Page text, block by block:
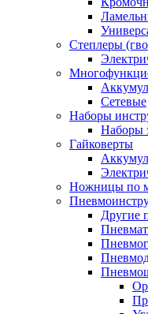
Степлеры
Сетевые
Наборы
Наборы
Гайковерты
Ножницы по
Другие